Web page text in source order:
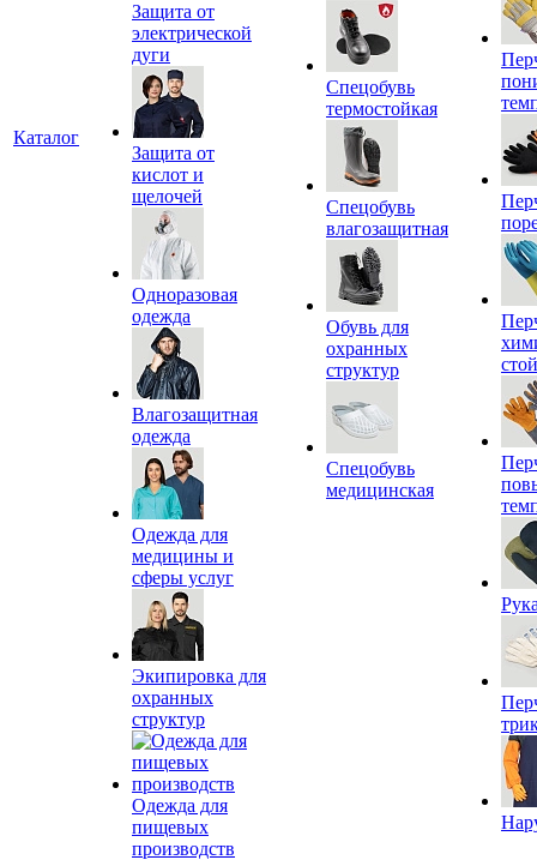
Каталог
Защита от
электрической
дуги
Защита от
кислот и
щелочей
Одноразовая
одежда
Влагозащитная
одежда
Одежда для
медицины и
сферы услуг
Экипировка для
охранных
структур
Одежда для
пищевых
производств
Спецобувь
термостойкая
Спецобувь
влагозащитная
Обувь для
охранных
структур
Спецобувь
медицинская